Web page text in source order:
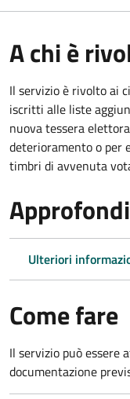
A chi è
Il servizio è rivolto ai
iscritti alle liste
nuova tessera
deterioramento o per
timbri di avvenuta
Ulteriori
Come fare
Il servizio può
documentazione